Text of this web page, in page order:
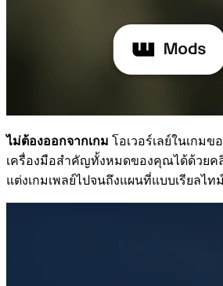
ไม่ต้องออกจากเกม โอเวอร์เลย์ในเกมข
เครื่องมือสำคัญทั้งหมดของคุณได้ด้วยค
แต่งเกมเพลย์ไปจนถึงแผนที่แบบเรียลไทม์